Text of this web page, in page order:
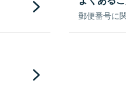
郵便番号に